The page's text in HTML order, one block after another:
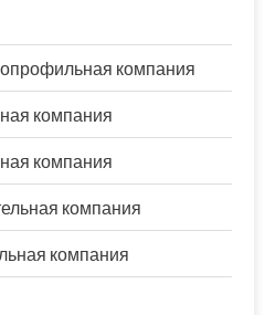
компания
компания
компания
компания
компания